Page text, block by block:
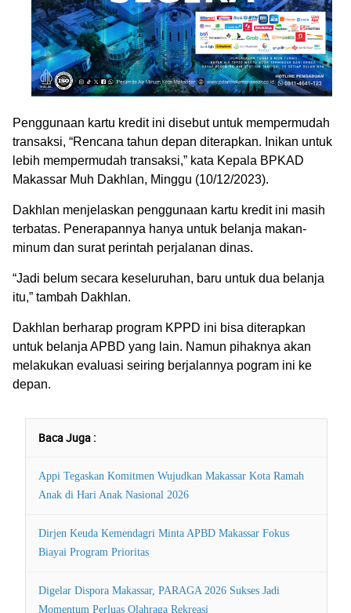
Penggunaan kartu kredit ini disebut untuk mempermudah
transaksi, “Rencana tahun depan diterapkan. Inikan untuk
lebih mempermudah transaksi,” kata Kepala BPKAD
Makassar Muh Dakhlan, Minggu (10/12/2023).
Dakhlan menjelaskan penggunaan kartu kredit ini masih
terbatas. Penerapannya hanya untuk belanja makan-
minum dan surat perintah perjalanan dinas.
“Jadi belum secara keseluruhan, baru untuk dua belanja
itu,” tambah Dakhlan.
Dakhlan berharap program KPPD ini bisa diterapkan
untuk belanja APBD yang lain. Namun pihaknya akan
melakukan evaluasi seiring berjalannya pogram ini ke
depan.
Baca Juga :
Appi Tegaskan Komitmen Wujudkan Makassar Kota Ramah
Anak di Hari Anak Nasional 2026
Dirjen Keuda Kemendagri Minta APBD Makassar Fokus
Biayai Program Prioritas
Digelar Dispora Makassar, PARAGA 2026 Sukses Jadi
Momentum Perluas Olahraga Rekreasi